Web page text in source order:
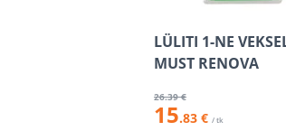
LÜLITI 1-NE
MUST RENOVA
26.39 €
15.83 € / tk